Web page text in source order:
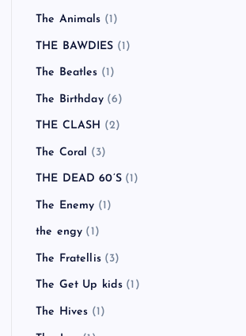
The Animals (1)
THE BAWDIES (1)
The Beatles (1)
The Birthday(6)
THE CLASH (2)
The Coral (3)
THE DEAD 60’S(1)
The Enemy (1)
the engy (1)
The Fratellis(3)
The Get Up kids (1)
The Hives (1)